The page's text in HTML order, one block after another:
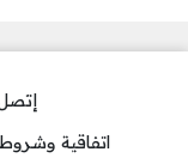
إتصل
اتفاقية